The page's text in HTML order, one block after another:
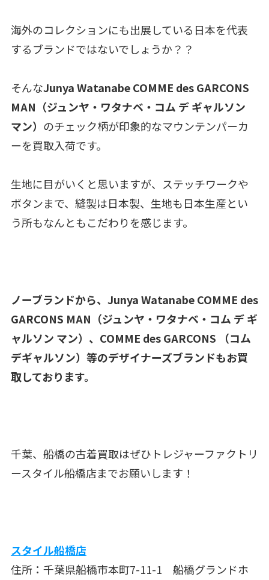
海外のコレクションにも出展している日本を代表
するブランドではないでしょうか？？
そんなJunya Watanabe COMME des GARCONS
MAN（ジュンヤ・ワタナベ・コム デ ギャルソン
マン） のチェック柄が印象的なマウンテンパーカ
ーを買取入荷です。
生地に目がいくと思いますが、ステッチワークや
ボタンまで、縫製は日本製、生地も日本生産とい
う所もなんともこだわりを感じます。
ノーブランドから、Junya Watanabe COMME des
GARCONS MAN（ジュンヤ・ワタナベ・コム デ ギ
ャルソン マン）、COMME des GARCONS （コム
デギャルソン）等のデザイナーズブランドもお買
取しております。
千葉、船橋の古着買取はぜひトレジャーファクトリ
ースタイル船橋店までお願いします！
スタイル船橋店
住所：千葉県船橋市本町7-11-1 船橋グランドホ